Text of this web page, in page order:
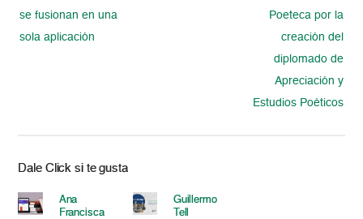
se fusionan en una
sola aplicación
Poeteca por la
creación del
diplomado de
Apreciación y
Estudios Poéticos
Dale Click si te gusta
Ana
Francisca
Guillermo
Tell